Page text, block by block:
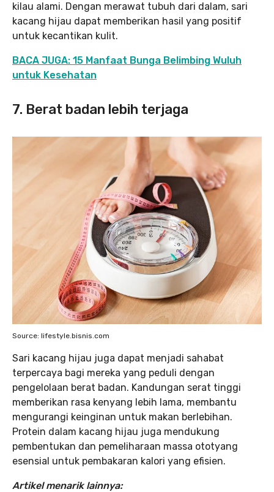
kilau alami. Dengan merawat tubuh dari dalam, sari
kacang hijau dapat memberikan hasil yang positif
untuk kecantikan kulit.
BACA JUGA: 15 Manfaat Bunga Belimbing Wuluh
untuk Kesehatan
7. Berat badan lebih terjaga
Source: lifestyle.bisnis.com
Sari kacang hijau juga dapat menjadi sahabat
terpercaya bagi mereka yang peduli dengan
pengelolaan berat badan. Kandungan serat tinggi
memberikan rasa kenyang lebih lama, membantu
mengurangi keinginan untuk makan berlebihan.
Protein dalam kacang hijau juga mendukung
pembentukan dan pemeliharaan massa ototyang
esensial untuk pembakaran kalori yang efisien.
Artikel menarik lainnya: